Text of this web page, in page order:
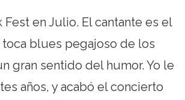
en Julio. El cantante es el
toca blues pegajoso de los
gran sentido del humor. Yo le
años, y acabó el concierto